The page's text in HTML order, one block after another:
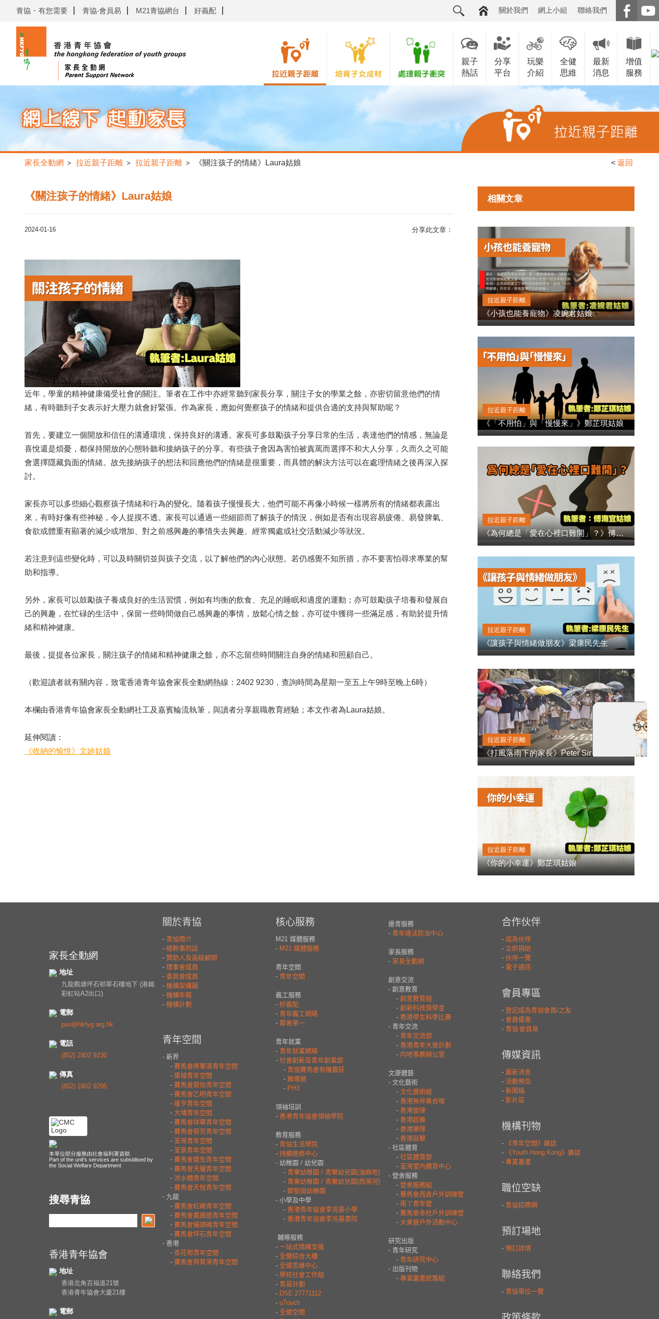
青協・有您需要 青協‧會員易 M21青協網台 好義配 關於我們 網上小組 聯絡我們
親子
熱話
分享
平台
玩樂
介紹
全健
思維
最新
消息
增值
服務
家長全動網 > 拉近親子距離 > 拉近親子距離 > 《關注孩子的情緒》Laura姑娘 < 返回
《關注孩子的情緒》Laura姑娘
2024-01-16 分享此文章：
近年，學童的精神健康備受社會的關注。筆者在工作中亦經常聽到家長分享，關注子女的學業之餘，亦密切留意他們的情
緒，有時聽到子女表示好大壓力就會好緊張。作為家長，應如何覺察孩子的情緒和提供合適的支持與幫助呢？
首先，要建立一個開放和信任的溝通環境，保持良好的溝通。家長可多鼓勵孩子分享日常的生活，表達他們的情感，無論是
喜悅還是煩憂，都保持開放的心態聆聽和接納孩子的分享。有些孩子會因為害怕被責罵而選擇不和大人分享，久而久之可能
會選擇隱藏負面的情緒。故先接納孩子的想法和回應他們的情緒是很重要，而具體的解決方法可以在處理情緒之後再深入探
討。
家長亦可以多些細心觀察孩子情緒和行為的變化。隨着孩子慢慢長大，他們可能不再像小時候一樣將所有的情緒都表露出
來，有時好像有些神秘，令人捉摸不透。家長可以通過一些細節而了解孩子的情況，例如是否有出現容易疲倦、易發脾氣、
食欲或體重有顯著的減少或增加、對之前感興趣的事情失去興趣、經常獨處或社交活動減少等狀況。
若注意到這些變化時，可以及時關切並與孩子交流，以了解他們的內心狀態。若仍感覺不知所措，亦不要害怕尋求專業的幫
助和指導。
另外，家長可以鼓勵孩子養成良好的生活習慣，例如有均衡的飲食、充足的睡眠和適度的運動；亦可鼓勵孩子培養和發展自
己的興趣，在忙碌的生活中，保留一些時間做自己感興趣的事情，放鬆心情之餘，亦可從中獲得一些滿足感，有助於提升情
緒和精神健康。
最後，提提各位家長，關注孩子的情緒和精神健康之餘，亦不忘留些時間關注自身的情緒和照顧自己。
（歡迎讀者就有關內容，致電香港青年協會家長全動網熱線：2402 9230，查詢時間為星期一至五上午9時至晚上6時）
本欄由香港青年協會家長全動網社工及嘉賓輪流執筆，與讀者分享親職教育經驗；本文作者為Laura姑娘。
延伸閱讀：
《收納的愉悅》文廸姑娘
相關文章
拉近親子距離
《小孩也能養寵物》凌婉君姑娘
拉近親子距離
《「不用怕」與「慢慢來」》鄭芷琪姑娘
拉近親子距離
《為何總是「愛在心裡口難開」？》傅海宜姑娘
拉近親子距離
《讓孩子與情緒做朋友》梁康民先生
拉近親子距離
《打風落雨下的家長》Peter Sir
拉近親子距離
《你的小幸運》鄭芷琪姑娘
家長全動網
地址
九龍觀塘坪石邨翠石樓地下 (港鐵
彩虹站A2出口)
電郵
psn@hkfyg.org.hk
電話
(852) 2402 9230
傳真
(852) 2402 9295
本單位部分服務由社會福利署資助
Part of the unit's services are subsidised by
the Social Welfare Department
搜尋青協
香港青年協會
地址
香港北角百福道21號
香港青年協會大廈21樓
電郵